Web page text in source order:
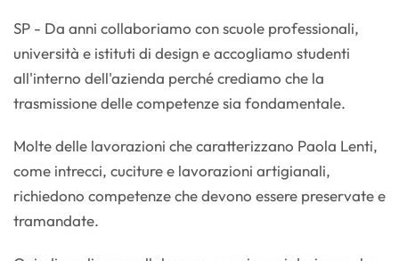
SP - Da anni collaboriamo con scuole professionali,
università e istituti di design e accogliamo studenti
all'interno dell'azienda perché crediamo che la
trasmissione delle competenze sia fondamentale.
Molte delle lavorazioni che caratterizzano Paola Lenti,
come intrecci, cuciture e lavorazioni artigianali,
richiedono competenze che devono essere preservate e
tramandate.